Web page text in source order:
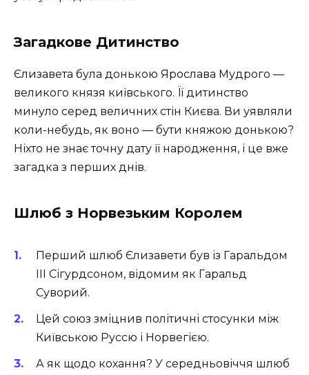
Загадкове Дитинство
Єлизавета була донькою Ярослава Мудрого —
великого князя київського. Її дитинство
минуло серед величних стін Києва. Ви уявляли
коли-небудь, як воно — бути княжою донькою?
Ніхто не знає точну дату її народження, і це вже
загадка з перших днів.
Шлюб з Норвезьким Королем
Перший шлюб Єлизавети був із Гаральдом
III Сігурдсоном, відомим як Гаральд
Суворий.
Цей союз зміцнив політичні стосунки між
Київською Руссю і Норвегією.
А як щодо кохання? У середньовіччя шлюб